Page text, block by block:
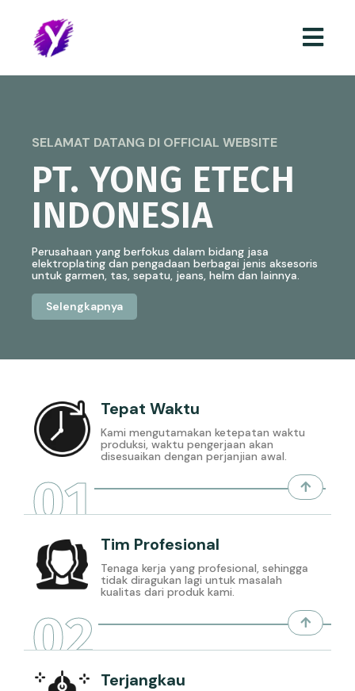
SELAMAT DATANG DI OFFICIAL WEBSITE
PT. YONG ETECH
INDONESIA
Perusahaan yang berfokus dalam bidang jasa
elektroplating dan pengadaan berbagai jenis aksesoris
untuk garmen, tas, sepatu, jeans, helm dan lainnya.
Selengkapnya
Tepat Waktu
Kami mengutamakan ketepatan waktu
produksi, waktu pengerjaan akan
disesuaikan dengan perjanjian awal.
01
Tim Profesional
Tenaga kerja yang profesional, sehingga
tidak diragukan lagi untuk masalah
kualitas dari produk kami.
02
Terjangkau